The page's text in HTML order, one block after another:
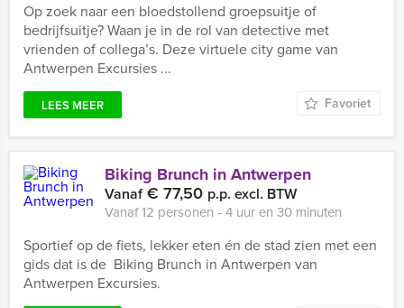
Op zoek naar een bloedstollend groepsuitje of
bedrijfsuitje? Waan je in de rol van detective met
vrienden of collega’s. Deze virtuele city game van
Antwerpen Excursies ...
LEES MEER Favoriet
Biking Brunch in Antwerpen
Vanaf€ 77,50 p.p. excl. BTW
Vanaf 12 personen ‐ 4 uur en 30 minuten
Sportief op de fiets, lekker eten én de stad zien met een
gids dat is de Biking Brunch in Antwerpen van
Antwerpen Excursies.